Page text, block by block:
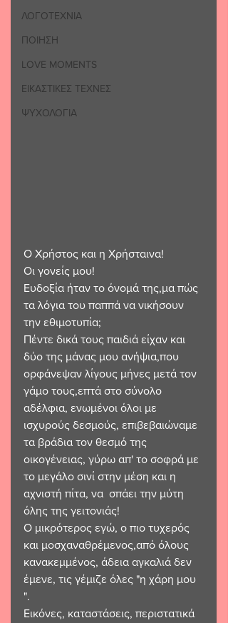
ΛΟΓΟΤΕΧΝΙΑ
ΠΟΙΗΣΗ
LOVE MOMENTS
ΕΙΚΑΣΤΙΚΕΣ ΤΕΧΝΕΣ
ΨΥΧΟΛΟΓΙΑ
Ο Χρήστος και η Χρήσταινα!
Οι γονείς μου!
Ευδοξία ήταν το όνομά της,μα πώς
τα λόγια του παππά να νικήσουν
την εθιμοτυπία;
Πέντε δικά τους παιδιά είχαν και
δύο της μάνας μου ανήψια,που
ορφάνεψαν λίγους μήνες μετά τον
γάμο τους,επτά στο σύνολο
αδέλφια, ενωμένοι όλοι με
ισχυρούς δεσμούς, επιβεβαιώναμε
τα βράδια τον θεσμό της
οικογένειας, γύρω απ' το σοφρά με
το μεγάλο σινί στην μέση και η
αχνιστή πίτα, να  σπάει την μύτη
όλης της γειτονιάς!
Ο μικρότερος εγώ, ο πιο τυχερός
και μοσχαναθρέμενος,από όλους
κανακεμμένος, άδεια αγκαλιά δεν
έμενε, τις γέμιζε όλες "η χάρη μου
".
Εικόνες, καταστάσεις, περιστατικά